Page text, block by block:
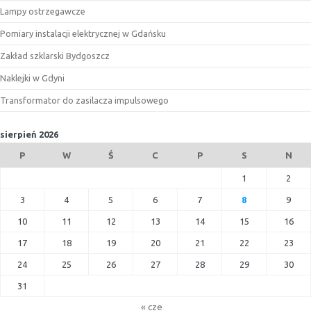
Lampy ostrzegawcze
Pomiary instalacji elektrycznej w Gdańsku
Zakład szklarski Bydgoszcz
Naklejki w Gdyni
Transformator do zasilacza impulsowego
sierpień 2026
P W Ś C P S N
1 2
3 4 5 6 7 8 9
10 11 12 13 14 15 16
17 18 19 20 21 22 23
24 25 26 27 28 29 30
31
« cze